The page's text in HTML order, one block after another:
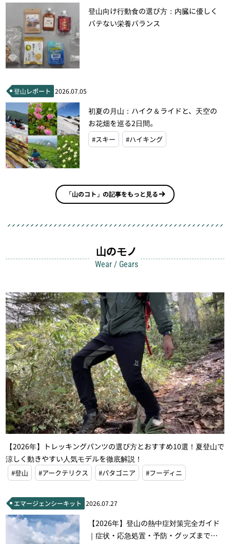
登山向け行動食の選び方：内臓に優しく
バテない栄養バランス
登山レポート 2026.07.05
初夏の月山：ハイク＆ライドと、天空の
お花畑を巡る2日間。
#スキー #ハイキング
「山のコト」の記事をもっと見る
山のモノ
Wear / Gears
【2026年】トレッキングパンツの選び方とおすすめ10選！夏登山で
涼しく動きやすい人気モデルを徹底解説！
#登山 #アークテリクス #パタゴニア #フーディニ
エマージェンシーキット 2026.07.27
【2026年】登山の熱中症対策完全ガイド
｜症状・応急処置・予防・グッズまで徹